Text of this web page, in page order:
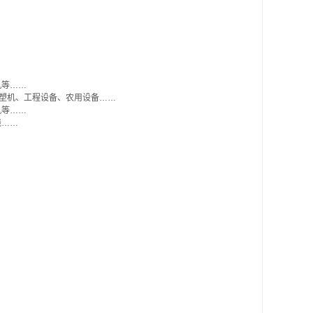
等……
机、工程设备、农用设备……
等……
……